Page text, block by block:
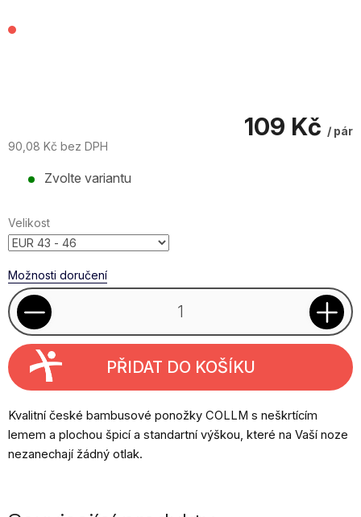
109 Kč / pár
90,08 Kč bez DPH
cena:
Zvolte variantu
Velikost
Možnosti doručení
PŘIDAT DO KOŠÍKU
Kvalitní české bambusové ponožky COLLM s neškrtícím
lemem a plochou špicí a standartní výškou, které na Vaší noze
nezanechají žádný otlak.